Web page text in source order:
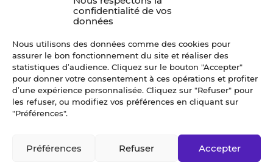
confidentialité de vos
données
Nous utilisons des données comme des cookies pour
assurer le bon fonctionnement du site et réaliser des
statistiques d’audience. Cliquez sur le bouton "Accepter"
pour donner votre consentement à ces opérations et profiter
d’une expérience personnalisée. Cliquez sur "Refuser" pour
les refuser, ou modifiez vos préférences en cliquant sur
"Préférences".
Accepter
Refuser
Préférences
localisation et le nombre de m² recherchés.
Je recherche
Astuce
Lors de ma recherche, je peux
appliquer une marge de +/- 15% sur